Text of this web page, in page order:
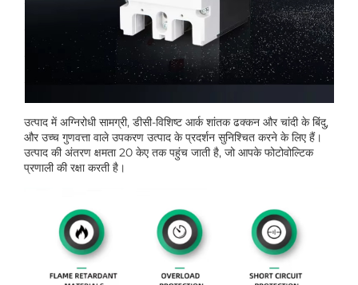
उत्पाद में अग्निरोधी सामग्री, डीसी-विशिष्ट आर्क शांतक ढक्कन और चांदी के बिंदु,
और उच्च गुणवत्ता वाले उपकरण उत्पाद के प्रदर्शन सुनिश्चित करने के लिए हैं।
उत्पाद की अंतरण क्षमता 20 केए तक पहुंच जाती है, जो आपके फोटोवोल्टिक
प्रणाली की रक्षा करती है।